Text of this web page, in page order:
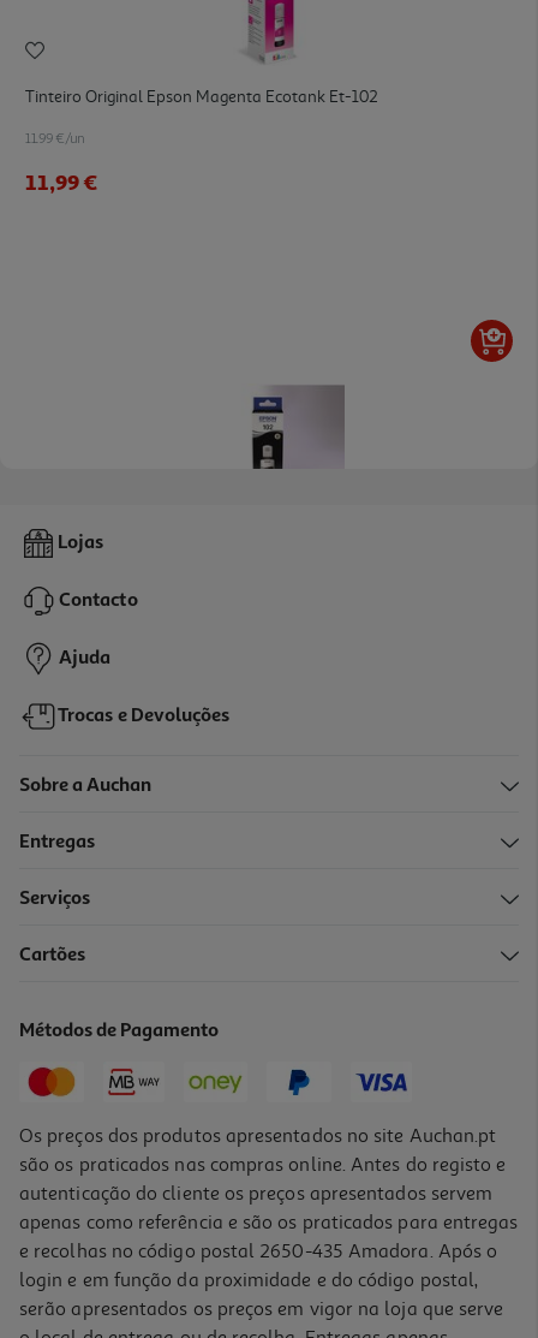
Tinteiro Original Epson Magenta Ecotank Et-102
11.99 €/un
11,99 €
Tinteiro Original Epson Preto Ecotank Et-102
18,99 €
Lojas
Contacto
Ajuda
Trocas e Devoluções
Sobre a Auchan
Entregas
Serviços
Cartões
Métodos de Pagamento
Os preços dos produtos apresentados no site Auchan.pt
são os praticados nas compras online. Antes do registo e
autenticação do cliente os preços apresentados servem
apenas como referência e são os praticados para entregas
e recolhas no código postal 2650-435 Amadora. Após o
login e em função da proximidade e do código postal,
serão apresentados os preços em vigor na loja que serve